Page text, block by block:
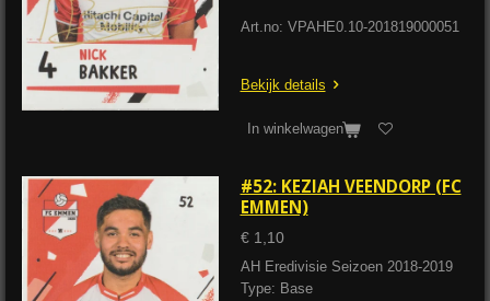
Art.no: VPAHE0.10-201819000051
Bekijk details
In winkelwagen
#52: KEZIAH VEENDORP (FC
EMMEN)
€ 1,10
AH Eredivisie Seizoen 2018-2019
Type: Base